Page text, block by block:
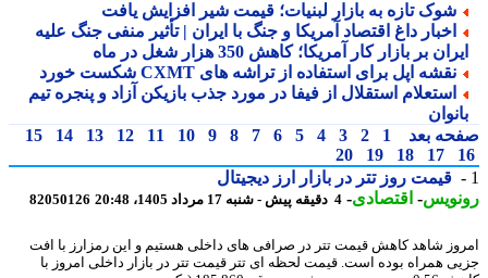
شوک تازه به بازار لبنیات؛ قیمت شیر افزایش یافت
اخبار داغ اقتصاد آمریکا و جنگ با ایران | تأثیر منفی جنگ علیه
بر بازار کار آمریکا؛ کاهش 350 هزار شغل در ماه
نقشه اپل برای استفاده از تراشه های CXMT شکست خورد
استعلام استقلال از فیفا در مورد جذب بازیکن آزاد و پنجره تیم
بعد
1
2
3
4
5
6
7
8
9
10
11
12
13
14
15
17
18
19
20
قیمت روز تتر در بازار ارز دیجیتال
-اقتصادی-4 دقیقه پیش - شنبه 17 مرداد 1405، 20:48 82050126
شاهد کاهش قیمت تتر در صرافی های داخلی هستیم و این رمزارز با افت
همراه بوده است. قیمت لحظه ای تتر قیمت تتر در بازار داخلی امروز با